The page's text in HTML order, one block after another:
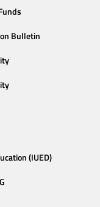
Bulletin
(IUED)